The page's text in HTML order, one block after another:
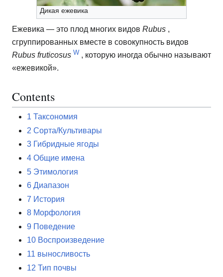
Дикая ежевика
Ежевика — это плод многих видов Rubus ,
сгруппированных вместе в совокупность видов
Rubus fruticosus W , которую иногда обычно называют
«ежевикой».
Contents
1 Таксономия
2 Сорта/Культивары
3 Гибридные ягоды
4 Общие имена
5 Этимология
6 Диапазон
7 История
8 Морфология
9 Поведение
10 Воспроизведение
11 выносливость
12 Тип почвы